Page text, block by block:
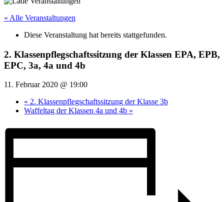
« Alle Veranstaltungen
Diese Veranstaltung hat bereits stattgefunden.
2. Klassenpflegschaftssitzung der Klassen EPA, EPB,
EPC, 3a, 4a und 4b
11. Februar 2020 @ 19:00
« 2. Klassenpflegschaftssitzung der Klasse 3b
Waffeltag der Klassen 4a und 4b »